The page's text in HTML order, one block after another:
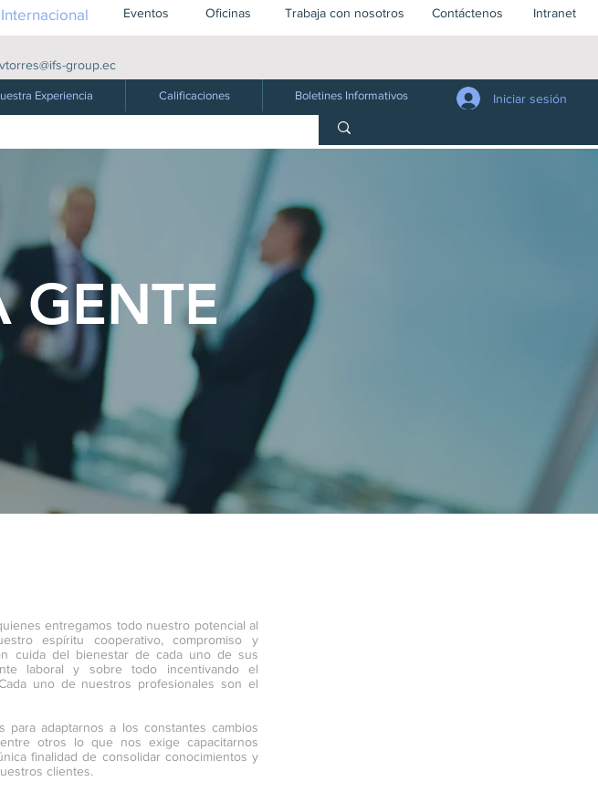
Experiencia Calificaciones Boletines Informativos
vtorres@ifs-group.ec
Iniciar sesión
Eventos Oficinas Trabaja con nosotros Contáctenos Intranet
GENTE
entregamos todo nuestro potencial al
espíritu cooperativo, compromiso y
cuida del bienestar de cada uno de sus
laboral y sobre todo incentivando el
uno de nuestros profesionales son el
para adaptarnos a los constantes cambios
otros lo que nos exige capacitarnos
finalidad de consolidar conocimientos y
clientes.